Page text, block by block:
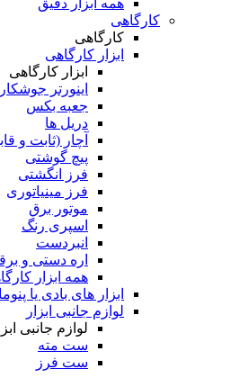
کارگاهی
کارگاهی
ابزار کارگاهی
ابزار کارگاهی
اینورتر
جعبه بکس
دریل ها
آچار (ثابت و
پیچ گوشتی
فرز انگشتی
فرز مینیاتوری
موتور برق
اسپری رنگ
انبردست
اره دستی و
همه ابزار
ابزار های بادی یا
لوازم جانبی ابزار
لوازم جانبی
ست مته
ست فرز